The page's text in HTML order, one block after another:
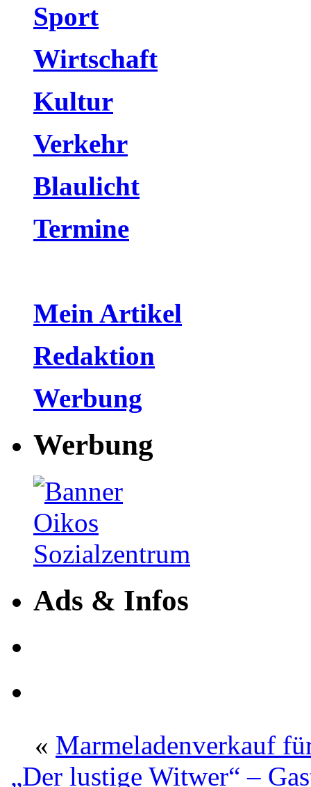
Sport
Wirtschaft
Kultur
Verkehr
Blaulicht
Termine
Mein Artikel
Redaktion
Werbung
Werbung
Ads & Infos
« Marmeladenverkauf
„Der lustige Witwer“ –